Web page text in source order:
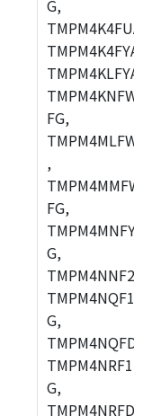
G,
FG,
,
FG,
G,
G,
G,